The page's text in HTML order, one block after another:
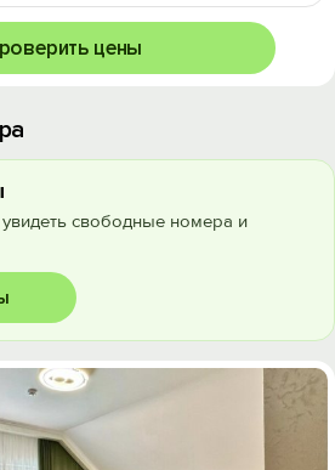
цены
свободные номера и